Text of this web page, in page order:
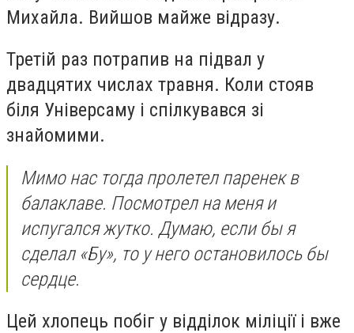
Михайла. Вийшов майже відразу.
Третій раз потрапив на підвал у
двадцятих числах травня. Коли стояв
біля Універсаму і спілкувався зі
знайомими.
Мимо нас тогда пролетел паренек в
балаклаве. Посмотрел на меня и
испугался жутко. Думаю, если бы я
сделал «Бу», то у него остановилось бы
сердце.
Цей хлопець побіг у відділок міліції і вже